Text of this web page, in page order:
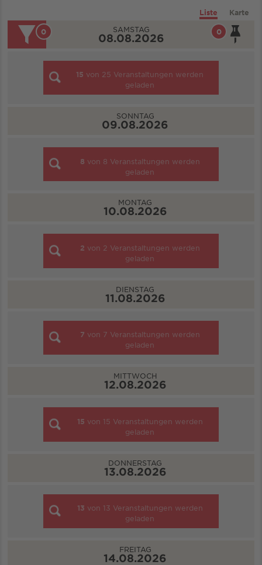
Liste Karte
0
0 SAMSTAG
08.08.2026
15 von 25 Veranstaltungen werden
geladen
SONNTAG
09.08.2026
8 von 8 Veranstaltungen werden
geladen
MONTAG
10.08.2026
2 von 2 Veranstaltungen werden
geladen
DIENSTAG
11.08.2026
7 von 7 Veranstaltungen werden
geladen
MITTWOCH
12.08.2026
15 von 15 Veranstaltungen werden
geladen
DONNERSTAG
13.08.2026
13 von 13 Veranstaltungen werden
geladen
FREITAG
14.08.2026